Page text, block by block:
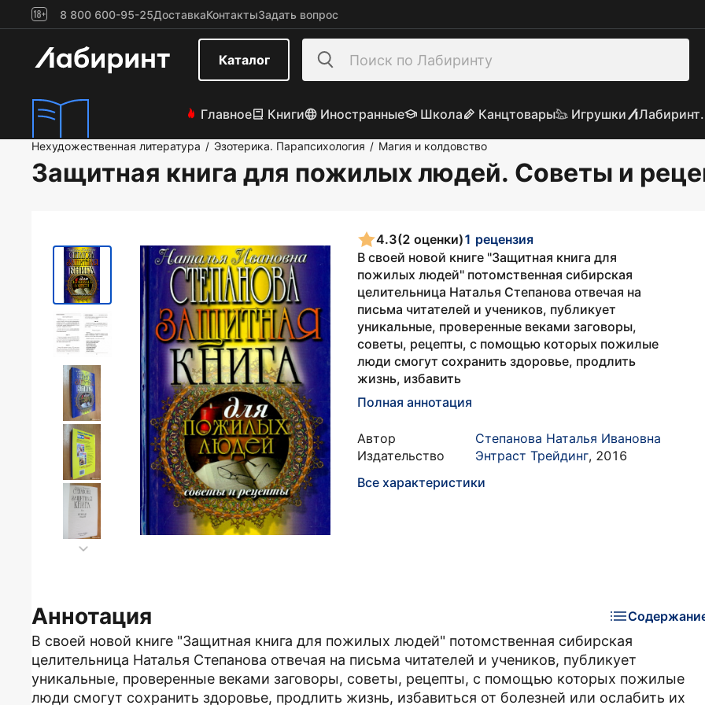
8 800 600-95-25ДоставкаКонтактыЗадать вопрос
Каталог
Главное Книги Иностранные Школа Канцтовары Игрушки
Нехудожественная литература / Эзотерика. Парапсихология / Магия и колдовство
Защитная книга для пожилых людей. Советы и
4.3(2 оценки)1 рецензия
В своей новой книге "Защитная книга для
пожилых людей" потомственная сибирская
целительница Наталья Степанова отвечая на
письма читателей и учеников, публикует
уникальные, проверенные веками заговоры,
советы, рецепты, с помощью которых пожилые
люди смогут сохранить здоровье, продлить
жизнь, избавить
Полная аннотация
Автор
Степанова Наталья Ивановна
Издательство
Энтраст Трейдинг, 2016
Все характеристики
Аннотация
В своей новой книге "Защитная книга для пожилых людей" потомственная сибирская
целительница Наталья Степанова отвечая на письма читателей и учеников, публикует
уникальные, проверенные веками заговоры, советы, рецепты, с помощью которых пожилые
люди смогут сохранить здоровье, продлить жизнь, избавиться от болезней или ослабить их